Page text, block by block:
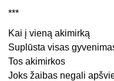
***
Kai į vieną akimirką
Suplūsta visas
Tos akimirkos
Joks žaibas negali